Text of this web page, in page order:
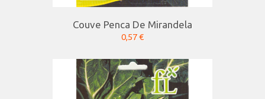
Couve Penca De Mirandela
0,57 €